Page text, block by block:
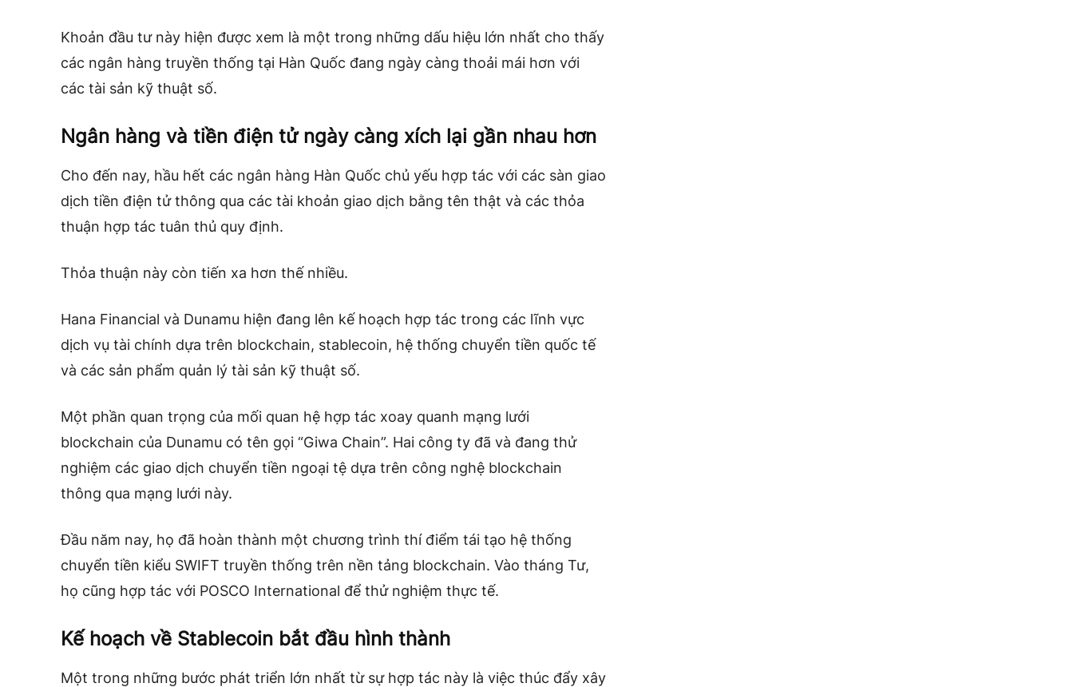
Khoản đầu tư này hiện được xem là một trong những dấu hiệu lớn nhất cho thấy
các ngân hàng truyền thống tại Hàn Quốc đang ngày càng thoải mái hơn với
các tài sản kỹ thuật số.
Ngân hàng và tiền điện tử ngày càng xích lại gần nhau hơn
Cho đến nay, hầu hết các ngân hàng Hàn Quốc chủ yếu hợp tác với các sàn giao
dịch tiền điện tử thông qua các tài khoản giao dịch bằng tên thật và các thỏa
thuận hợp tác tuân thủ quy định.
Thỏa thuận này còn tiến xa hơn thế nhiều.
Hana Financial và Dunamu hiện đang lên kế hoạch hợp tác trong các lĩnh vực
dịch vụ tài chính dựa trên blockchain, stablecoin, hệ thống chuyển tiền quốc tế
và các sản phẩm quản lý tài sản kỹ thuật số.
Một phần quan trọng của mối quan hệ hợp tác xoay quanh mạng lưới
blockchain của Dunamu có tên gọi “Giwa Chain”. Hai công ty đã và đang thử
nghiệm các giao dịch chuyển tiền ngoại tệ dựa trên công nghệ blockchain
thông qua mạng lưới này.
Đầu năm nay, họ đã hoàn thành một chương trình thí điểm tái tạo hệ thống
chuyển tiền kiểu SWIFT truyền thống trên nền tảng blockchain. Vào tháng Tư,
họ cũng hợp tác với POSCO International để thử nghiệm thực tế.
Kế hoạch về Stablecoin bắt đầu hình thành
Một trong những bước phát triển lớn nhất từ ​​sự hợp tác này là việc thúc đẩy xây